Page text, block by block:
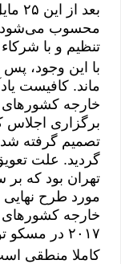
بعد
محسوب می‌شود.
تنظیم و با
با این وجود، پس
ماند. کافیست
گردید. علت
مورد طرح
خارجه کشورهای
۲٠١۷ در مسکو توافق حاصل شد.
کاملا منطقی